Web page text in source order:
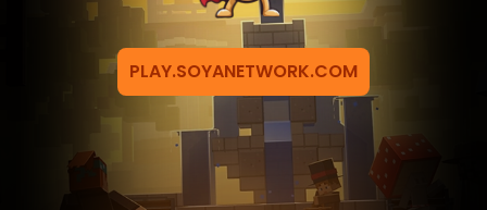
PLAY.SOYANETWORK.COM